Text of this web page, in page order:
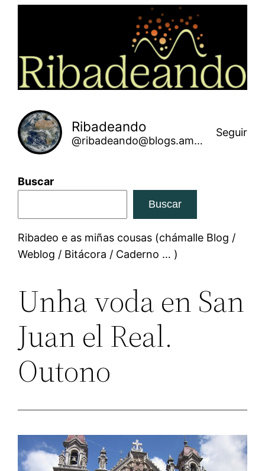
Ribadeando
@ribadeando@blogs.amarinha.gal
Seguir
Buscar
Buscar
Ribadeo e as miñas cousas (chámalle Blog /
Weblog / Bitácora / Caderno … )
Unha voda en San
Juan el Real.
Outono